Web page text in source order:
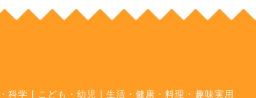
科学 こども・幼児 |生活・健康・料理・趣味実用